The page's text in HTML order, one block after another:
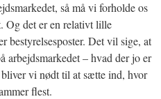
så må vi forholde os
Og det er en relativt lille
bestyrelsesposter. Det vil sige, at
arbejdsmarkedet – hvad der jo er
bliver vi nødt til at sætte ind, hvor
flest.